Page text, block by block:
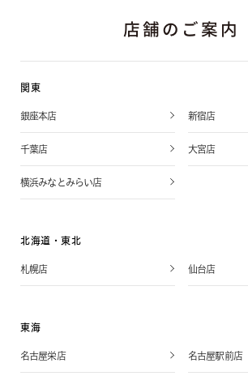
店舗のご案内
関東
銀座本店 新宿店
千葉店 大宮店
横浜みなとみらい店
北海道・東北
札幌店 仙台店
東海
名古屋栄店 名古屋駅前店